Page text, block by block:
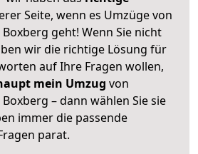
Seite, wenn es Umzüge von
geht! Wenn Sie nicht
wir die richtige Lösung für
auf Ihre Fragen wollen,
mein Umzug von
– dann wählen Sie sie
immer die passende
parat.